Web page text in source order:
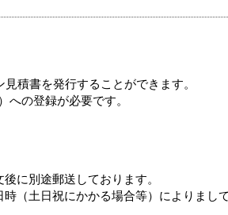
積書を発行することができます。
の登録が必要です。
に別途郵送しております。
（土日祝にかかる場合等）によりまし